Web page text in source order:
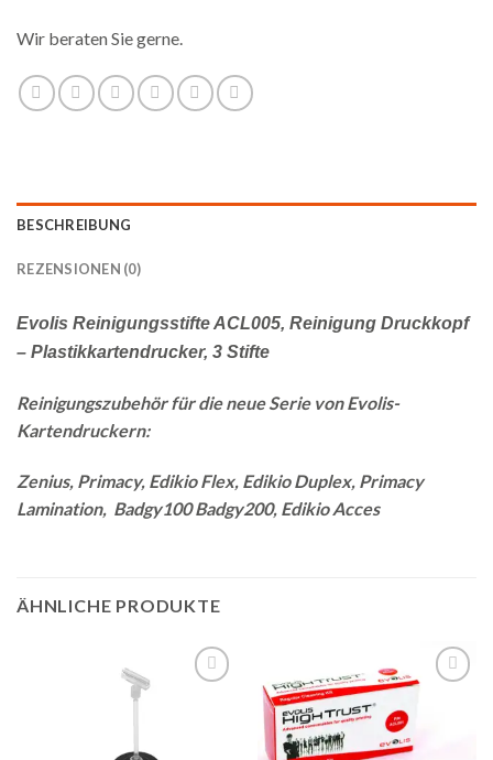
Wir beraten Sie gerne.
BESCHREIBUNG
REZENSIONEN (0)
Evolis Reinigungsstifte ACL005, Reinigung Druckkopf
– Plastikkartendrucker, 3 Stifte
Reinigungszubehör für die neue Serie von Evolis-
Kartendruckern:
Zenius, Primacy, Edikio Flex, Edikio Duplex, Primacy
Lamination, Badgy100 Badgy200, Edikio Acces
ÄHNLICHE PRODUKTE
Merkliste